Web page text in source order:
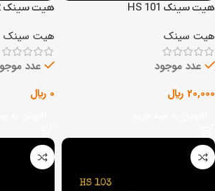
هیت سینک HS 101
هیت سینک
عدد موجود
20,000 ﷼
هیت سینک HS 102
هیت سینک
عدد
0 ﷼